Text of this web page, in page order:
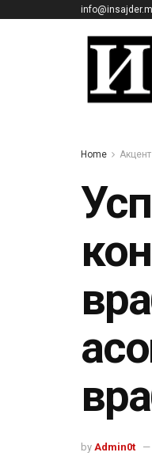
Home Акцент
by Admin0t